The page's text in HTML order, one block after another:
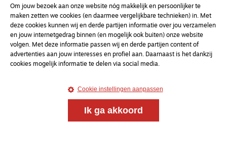
MagazineOnderweg
Onderweg is een platform voor ontmoeting, vorming
en gesprek voor christenen onderweg, in het bijzonder
voor de Nederlandse Gereformeerde Kerken.
Kvk-nummer 33277063
info@onderwegonline.nl
Om jouw bezoek aan onze website nóg makkelijk en persoonlijker te
maken zetten we cookies (en daarmee vergelijkbare technieken) in. Met
deze cookies kunnen wij en derde partijen informatie over jou verzamelen
en jouw internetgedrag binnen (en mogelijk ook buiten) onze website
volgen. Met deze informatie passen wij en derde partijen content of
advertenties aan jouw interesses en profiel aan. Daarnaast is het dankzij
cookies mogelijk informatie te delen via social media.
Cookie instellingen aanpassen
Ik ga akkoord